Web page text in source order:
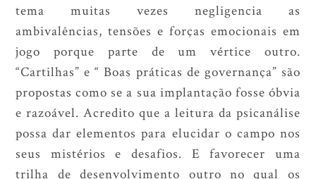
tema muitas vezes negligencia as
ambivalências, tensões e forças emocionais em
jogo porque parte de um vértice outro.
“Cartilhas” e “ Boas práticas de governança” são
propostas como se a sua implantação fosse óbvia
e razoável. Acredito que a leitura da psicanálise
possa dar elementos para elucidar o campo nos
seus mistérios e desafios. E favorecer uma
trilha de desenvolvimento outro no qual os